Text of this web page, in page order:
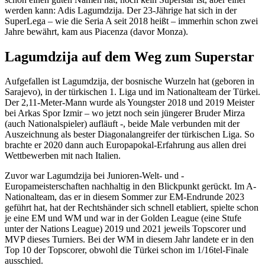
werden kann: Adis Lagumdzija. Der 23-Jährige hat sich in der
SuperLega – wie die Seria A seit 2018 heißt – immerhin schon zwei
Jahre bewährt, kam aus Piacenza (davor Monza).
Lagumdzija auf dem Weg zum Superstar
Aufgefallen ist Lagumdzija, der bosnische Wurzeln hat (geboren in
Sarajevo), in der türkischen 1. Liga und im Nationalteam der Türkei.
Der 2,11-Meter-Mann wurde als Youngster 2018 und 2019 Meister
bei Arkas Spor Izmir – wo jetzt noch sein jüngerer Bruder Mirza
(auch Nationalspieler) aufläuft -, beide Male verbunden mit der
Auszeichnung als bester Diagonalangreifer der türkischen Liga. So
brachte er 2020 dann auch Europapokal-Erfahrung aus allen drei
Wettbewerben mit nach Italien.
Zuvor war Lagumdzija bei Junioren-Welt- und -
Europameisterschaften nachhaltig in den Blickpunkt gerückt. Im A-
Nationalteam, das er in diesem Sommer zur EM-Endrunde 2023
geführt hat, hat der Rechtshänder sich schnell etabliert, spielte schon
je eine EM und WM und war in der Golden League (eine Stufe
unter der Nations League) 2019 und 2021 jeweils Topscorer und
MVP dieses Turniers. Bei der WM in diesem Jahr landete er in den
Top 10 der Topscorer, obwohl die Türkei schon im 1/16tel-Finale
ausschied.